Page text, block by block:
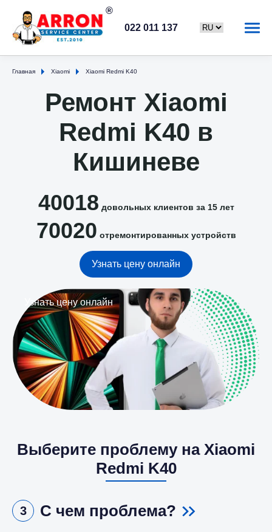
022 011 137
Главная Xiaomi Xiaomi Redmi K40
Ремонт Xiaomi
Redmi K40 в
Кишиневе
40018 довольных клиентов за 15 лет
70020 отремонтированных устройств
Узнать цену онлайн
Узнать цену онлайн
Выберите проблему на Xiaomi
Redmi K40
3 С чем проблема?